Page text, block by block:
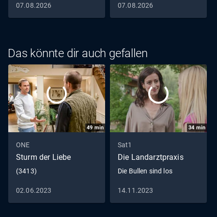
abgemahnt.
07.08.2026 07.08.2026
Das könnte dir auch gefallen
49 min
ONE
Sturm der Liebe
(3413)
02.06.2023
34 min
Sat1
Die Landarztpraxis
Die Bullen sind los
14.11.2023